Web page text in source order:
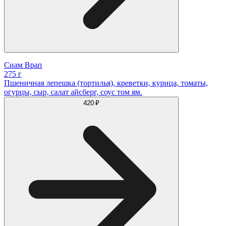
Сиам Врап
275 г
Пшеничная лепешка (тортилья), креветки, курица, томаты,
огурцы, сыр, салат айсберг, соус том ям.
420 ₽